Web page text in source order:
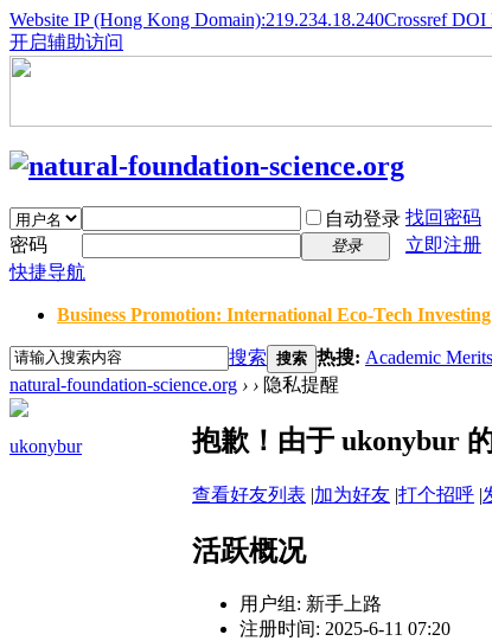
Website IP (Hong Kong Domain):219.234.18.240Crossref DOI
开启辅助访问
自动登录 找回密码
密码
登录
立即注册
快捷导航
Business Promotion: International Eco-Tech
搜索 搜索 热搜: Academic Merits
natural-foundation-science.org › › 隐私提醒
ukonybur 抱歉！由于 ukonybur
查看好友列表 |加为好友 |打个招呼 |
活跃概况
用户组: 新手上路
注册时间: 2025-6-11 07:20